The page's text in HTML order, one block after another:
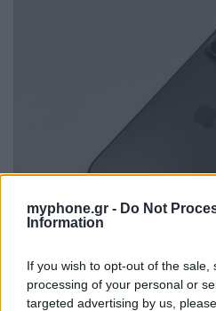
myphone.gr - Do Not
Information
If you wish to opt-out of the
processing of your personal or
targeted advertising by us,
Το iPhone 13 Pro Max
είναι